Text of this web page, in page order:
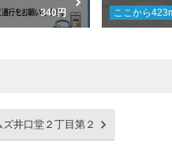
340円 ここから423
ズ井口堂２丁目第２